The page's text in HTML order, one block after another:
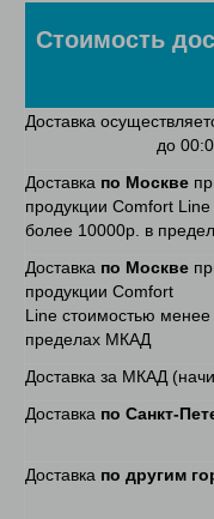
Стоимость
Доставка
до
Доставка по Москве
продукции Comfort
более 10000р. в
Доставка по Москве
продукции Comfort
Line стоимостью
пределах МКАД
Доставка за МКАД
Доставка по Санкт-
Доставка по другим